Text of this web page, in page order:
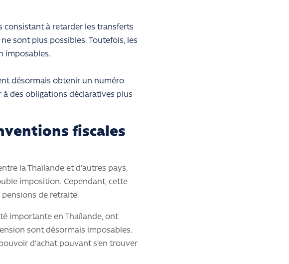
consistant à retarder les transferts
sont plus possibles. Toutefois, les
imposables.
désormais obtenir un numéro
des obligations déclaratives plus
fiscales
la Thaïlande et d'autres pays,
imposition. Cependant, cette
de retraite.
importante en Thaïlande, ont
sont désormais imposables.
d'achat pouvant s’en trouver